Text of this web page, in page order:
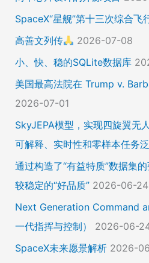
SpaceX“星舰”第十三次综合飞
高善文列传
2026-07-08
小、快、稳的SQLite数据库
美国最高法院在 Trump v.
2026-07-01
SkyJEPA模型，实现四旋翼无
可解释、实时性和零样本任务
通过构造了“有益特质”数据集
较稳定的“好品质” 2026-06-24
Next Generation Command
一代指挥与控制）
2026-06-
SpaceX未来愿景解析 2026-